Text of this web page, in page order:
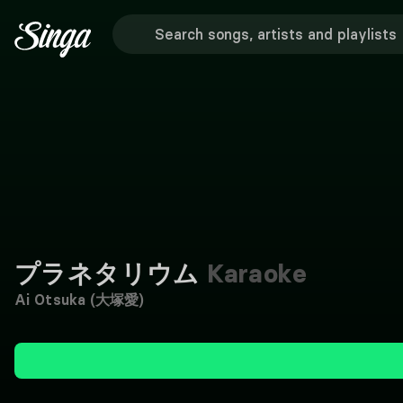
プラネタリウム Karaoke
Ai Otsuka (大塚愛)